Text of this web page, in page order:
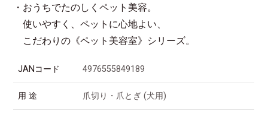
・おうちでたのしくペット美容。
使いやすく、ペットに心地よい、
こだわりの《ペット美容室》シリーズ。
JANコード 4976555849189
用 途 爪切り・爪とぎ (犬用)